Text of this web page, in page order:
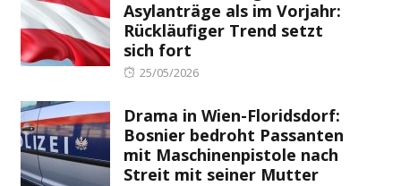
Asylanträge als im Vorjahr:
Rückläufiger Trend setzt
sich fort
Posted
25/05/2026
Drama in Wien-Floridsdorf:
Bosnier bedroht Passanten
mit Maschinenpistole nach
Streit mit seiner Mutter